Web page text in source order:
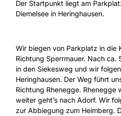
Der Startpunkt liegt am
Diemelsee in Heringhausen.
Wir biegen von Parkplatz in die
Richtung Sperrmauer. Nach ca.
in den Siekesweg und wir
Heringhausen. Der Weg führt
Richtung Rhenegge. Rhenegge
weiter geht’s nach Adorf. Wir
zur Abbiegung zum Heimberg.